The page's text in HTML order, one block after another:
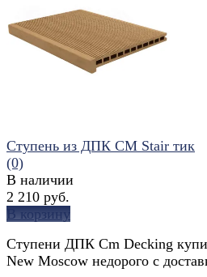
избранное сравнить
Ступень из ДПК CM Stair тик
(0)
В наличии
2 210 руб.
В корзину
Ступени ДПК Cm Decking
New Moscow недорого с